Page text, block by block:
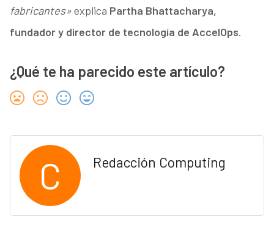
fabricantes»explica Partha Bhattacharya,
fundador y director de tecnología de AccelOps.
¿Qué te ha parecido este artículo?
C Redacción Computing